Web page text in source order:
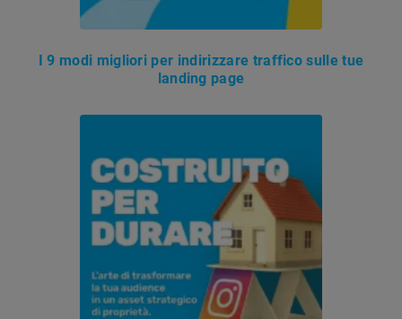
I 9 modi migliori per indirizzare traffico sulle tue
landing page